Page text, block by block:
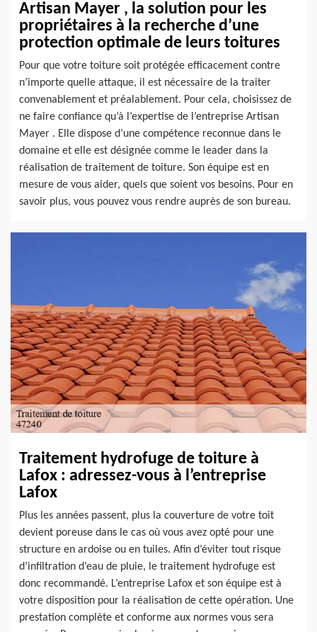
Artisan Mayer , la solution pour les
propriétaires à la recherche d’une
protection optimale de leurs toitures
Pour que votre toiture soit protégée efficacement contre
n’importe quelle attaque, il est nécessaire de la traiter
convenablement et préalablement. Pour cela, choisissez de
ne faire confiance qu’à l’expertise de l’entreprise Artisan
Mayer . Elle dispose d’une compétence reconnue dans le
domaine et elle est désignée comme le leader dans la
réalisation de traitement de toiture. Son équipe est en
mesure de vous aider, quels que soient vos besoins. Pour en
savoir plus, vous pouvez vous rendre auprès de son bureau.
Traitement hydrofuge de toiture à
Lafox : adressez-vous à l’entreprise
Lafox
Plus les années passent, plus la couverture de votre toit
devient poreuse dans le cas où vous avez opté pour une
structure en ardoise ou en tuiles. Afin d’éviter tout risque
d’infiltration d’eau de pluie, le traitement hydrofuge est
donc recommandé. L’entreprise Lafox et son équipe est à
votre disposition pour la réalisation de cette opération. Une
prestation complète et conforme aux normes vous sera